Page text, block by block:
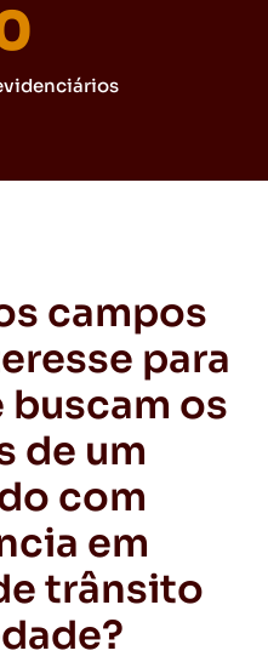
campos
para
buscam os
de um
com
em
trânsito